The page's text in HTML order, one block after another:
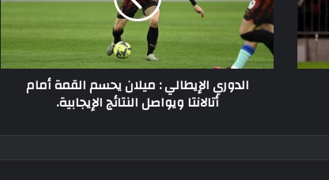
القمة
أمام
أتالانتا
ويواصل
الدوري الإيطالي : ميلان يحسم القمة أمام
أتالانتا ويواصل النتائج الإيجابية.